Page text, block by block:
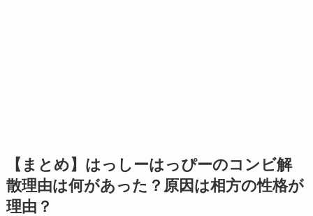
【まとめ】はっしーはっぴーのコンビ解
散理由は何があった？原因は相方の性格が
理由？